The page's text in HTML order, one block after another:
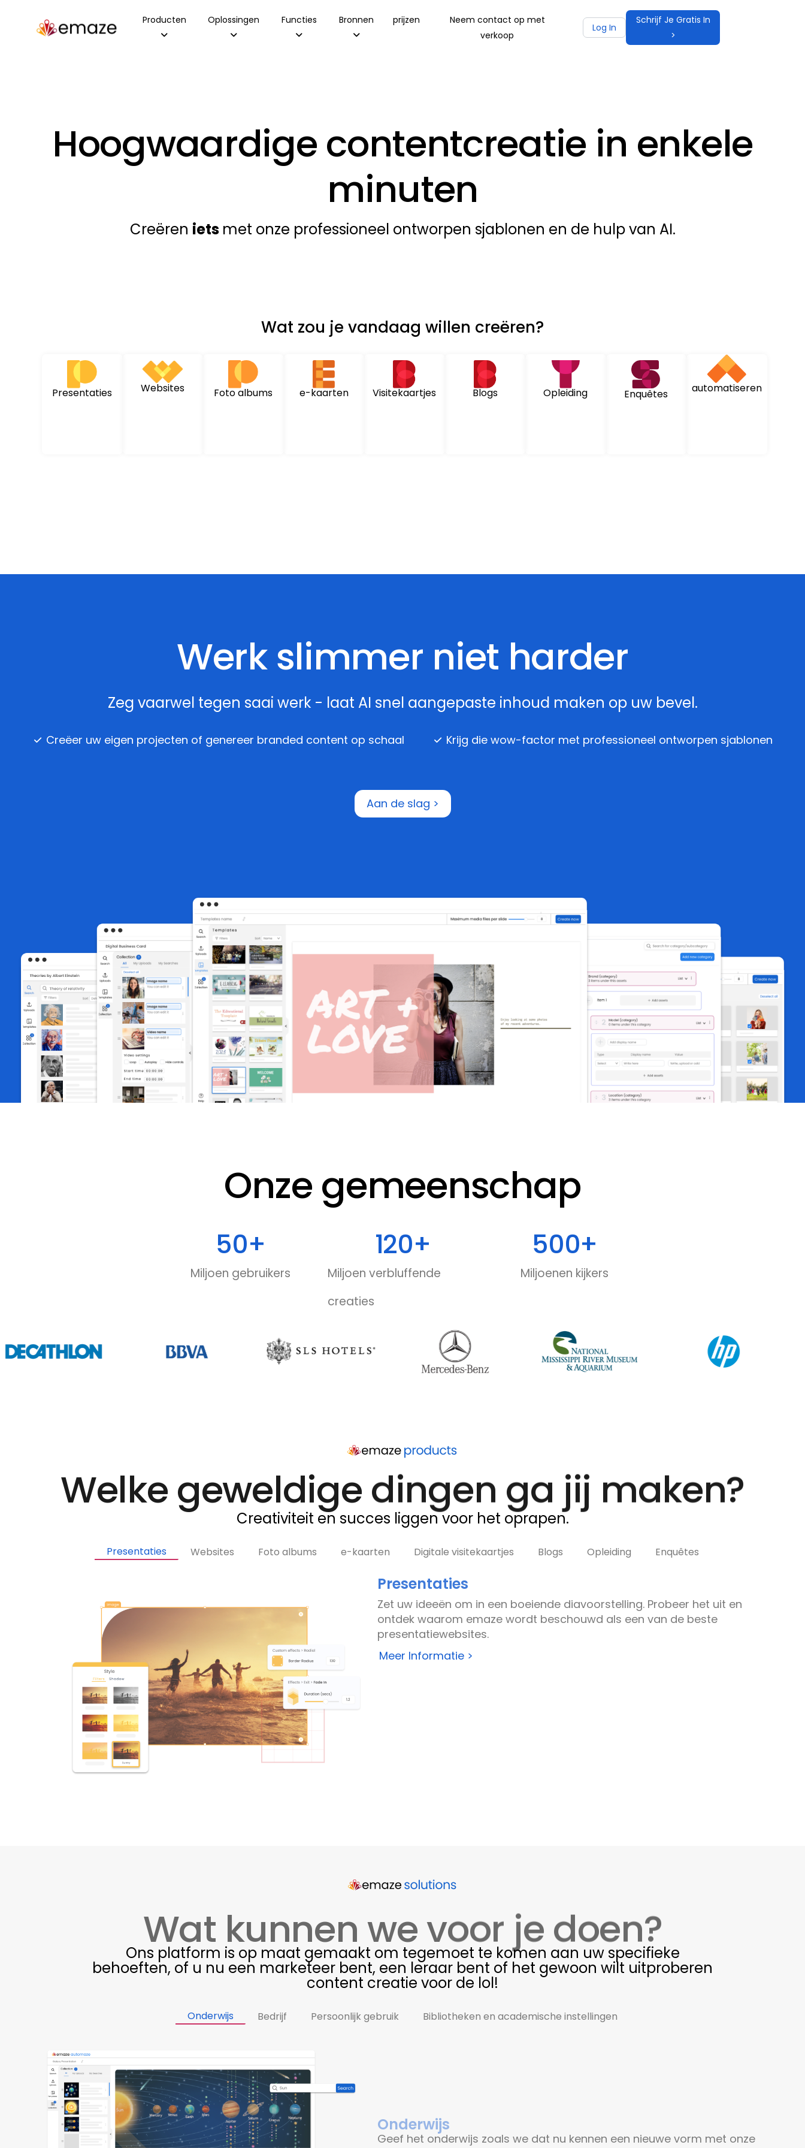
Producten Oplossingen Functies Bronnen prijzen
Neem contact op met
verkoop
Log In
Schrijf Je Gratis In
>
Hoogwaardige contentcreatie in enkele
minuten
Creëren iets met onze professioneel ontworpen sjablonen en de hulp van AI.
Wat zou je vandaag willen creëren?
Presentaties Websites Foto albums e-kaarten Visitekaartjes Blogs Opleiding Enquêtes automatiseren
Werk slimmer niet harder
Zeg vaarwel tegen saai werk - laat AI snel aangepaste inhoud maken op uw bevel.
Creëer uw eigen projecten of genereer branded content op schaal Krijg die wow-factor met professioneel ontworpen sjablonen
Aan de slag >
Onze gemeenschap
Miljoen gebruikers
50+
Miljoen verbluffende
creaties
120+
Miljoenen kijkers
500+
Welke geweldige dingen ga jij maken?
Creativiteit en succes liggen voor het oprapen.
Presentaties Websites Foto albums e-kaarten Digitale visitekaartjes Blogs Opleiding Enquêtes
Presentaties
Zet uw ideeën om in een boeiende diavoorstelling. Probeer het uit en
ontdek waarom emaze wordt beschouwd als een van de beste
presentatiewebsites.
Meer Informatie >
Wat kunnen we voor je doen?
Ons platform is op maat gemaakt om tegemoet te komen aan uw specifieke
behoeften, of u nu een marketeer bent, een leraar bent of het gewoon wilt uitproberen
content creatie voor de lol!
Onderwijs Bedrijf Persoonlijk gebruik Bibliotheken en academische instellingen
Onderwijs
Geef het onderwijs zoals we dat nu kennen een nieuwe vorm met onze